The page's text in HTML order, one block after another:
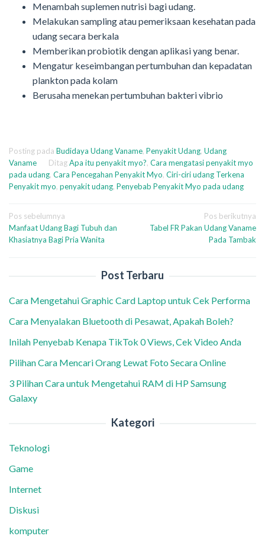
Menambah suplemen nutrisi bagi udang.
Melakukan sampling atau pemeriksaan kesehatan pada
udang secara berkala
Memberikan probiotik dengan aplikasi yang benar.
Mengatur keseimbangan pertumbuhan dan kepadatan
plankton pada kolam
Berusaha menekan pertumbuhan bakteri vibrio
Posting pada Budidaya Udang Vaname, Penyakit Udang, Udang
Vaname
DitagApa itu penyakit myo?, Cara mengatasi penyakit myo
pada udang, Cara Pencegahan Penyakit Myo, Ciri-ciri udang Terkena
Penyakit myo, penyakit udang, Penyebab Penyakit Myo pada udang
Navigasi
pos
Pos sebelumnya
Manfaat Udang Bagi Tubuh dan
Khasiatnya Bagi Pria Wanita
Pos berikutnya
Tabel FR Pakan Udang Vaname
Pada Tambak
Post Terbaru
Cara Mengetahui Graphic Card Laptop untuk Cek Performa
Cara Menyalakan Bluetooth di Pesawat, Apakah Boleh?
Inilah Penyebab Kenapa TikTok 0 Views, Cek Video Anda
Pilihan Cara Mencari Orang Lewat Foto Secara Online
3 Pilihan Cara untuk Mengetahui RAM di HP Samsung
Galaxy
Kategori
Teknologi
Game
Internet
Diskusi
komputer